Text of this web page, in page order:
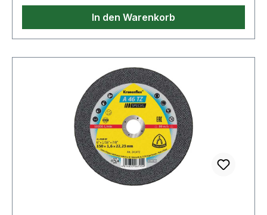
werden (ihre Struktur ist so geschaffen, dass sie
beim Schleifprozess kontinuierlich brechen und
stets viele scharfe Schneidekanten bilden) ·
Schleifmittel zu schaffen, das schneller
schneidet, kühler schleift und viel länger hält als
herkömmliche Schleifmittel
In den Warenkorb